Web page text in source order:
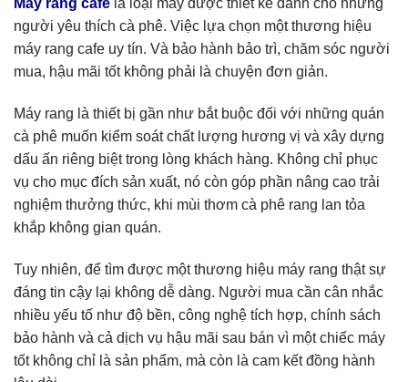
Máy rang cafe là loại máy được thiết kế dành cho những
người yêu thích cà phê. Việc lựa chọn một thương hiệu
máy rang cafe uy tín. Và bảo hành bảo trì, chăm sóc người
mua, hậu mãi tốt không phải là chuyện đơn giản.
Máy rang là thiết bị gần như bắt buộc đối với những quán
cà phê muốn kiểm soát chất lượng hương vị và xây dựng
dấu ấn riêng biệt trong lòng khách hàng. Không chỉ phục
vụ cho mục đích sản xuất, nó còn góp phần nâng cao trải
nghiệm thưởng thức, khi mùi thơm cà phê rang lan tỏa
khắp không gian quán.
Tuy nhiên, để tìm được một thương hiệu máy rang thật sự
đáng tin cậy lại không dễ dàng. Người mua cần cân nhắc
nhiều yếu tố như độ bền, công nghệ tích hợp, chính sách
bảo hành và cả dịch vụ hậu mãi sau bán vì một chiếc máy
tốt không chỉ là sản phẩm, mà còn là cam kết đồng hành